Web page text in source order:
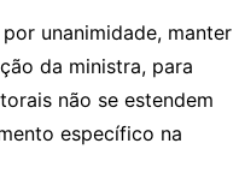
unanimidade, manter
da ministra, para
não se estendem
específico na